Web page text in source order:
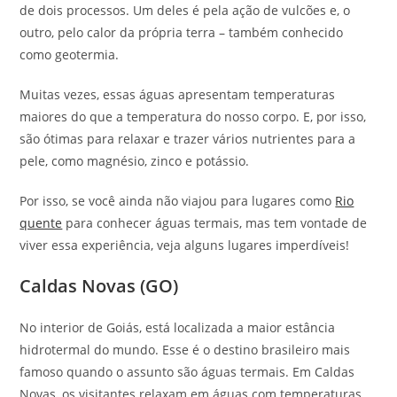
de dois processos. Um deles é pela ação de vulcões e, o
outro, pelo calor da própria terra – também conhecido
como geotermia.
Muitas vezes, essas águas apresentam temperaturas
maiores do que a temperatura do nosso corpo. E, por isso,
são ótimas para relaxar e trazer vários nutrientes para a
pele, como magnésio, zinco e potássio.
Por isso, se você ainda não viajou para lugares como Rio
quente para conhecer águas termais, mas tem vontade de
viver essa experiência, veja alguns lugares imperdíveis!
Caldas Novas (GO)
No interior de Goiás, está localizada a maior estância
hidrotermal do mundo. Esse é o destino brasileiro mais
famoso quando o assunto são águas termais. Em Caldas